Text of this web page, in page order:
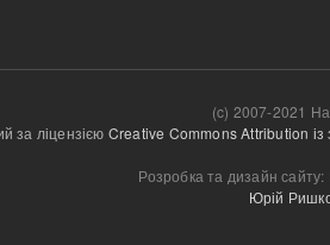
(c) 2007-2021
за ліцензією Creative Commons Attribution
Розробка та дизайн сайту:
Юрій